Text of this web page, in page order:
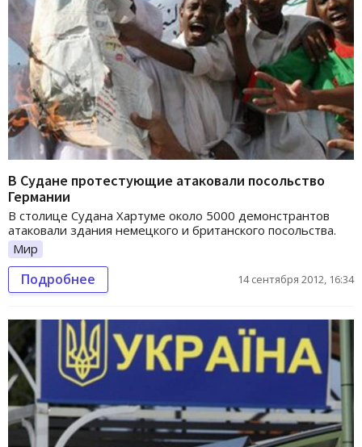
В Судане протестующие атаковали посольство
Германии
В столице Судана Хартуме около 5000 демонстрантов
атаковали здания немецкого и британского посольства.
Мир
Подробнее 14 сентября 2012, 16:34